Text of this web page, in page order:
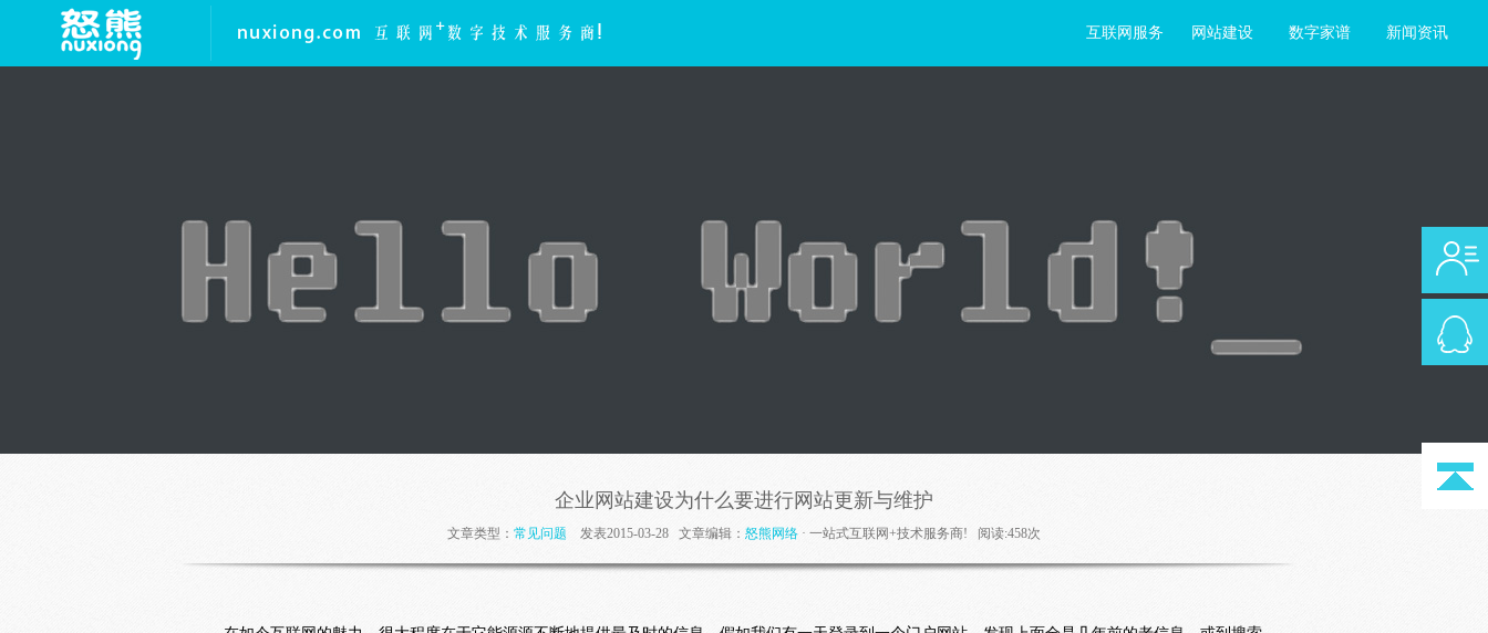
互联网服务 网站建设 数字家谱 新闻资讯
企业网站建设为什么要进行网站更新与维护
文章类型： 常见问题 发表2015-03-28 文章编辑： 怒熊网络 · 一站式互联网+技术服务商! 阅读:458次